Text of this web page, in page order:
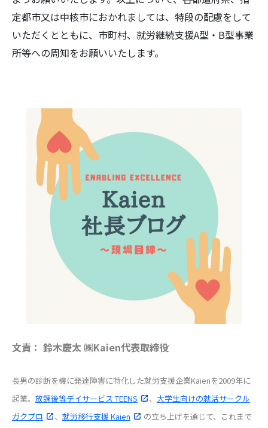
定都市又は中核市におかれましては、特段の配慮をして
いただくとともに、市町村、就労継続支援A型・B型事業
所等への周知をお願いいたします。
文責： 鈴木慶太 ㈱Kaien代表取締役
長男の診断を機に発達障害に特化した就労支援企業Kaienを2009年に
起業。 放課後等デイサービス TEENS 、 大学生向けの就活サークル
ガクプロ
、 就労移行支援 Kaien
の立ち上げを通じて、これまで